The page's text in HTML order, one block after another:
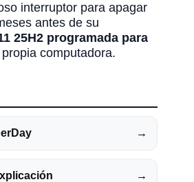
interruptor para apagar
antes de su
25H2 programada para
computadora.
→
→